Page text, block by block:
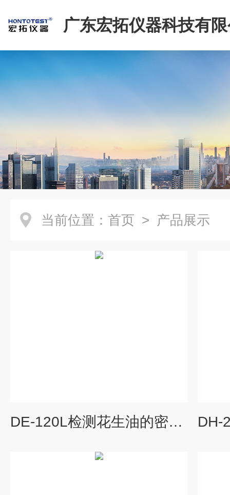
广东宏拓仪器科技有
当前位置： 首页 > 产品展示
DE-120L检测花生油的密度计